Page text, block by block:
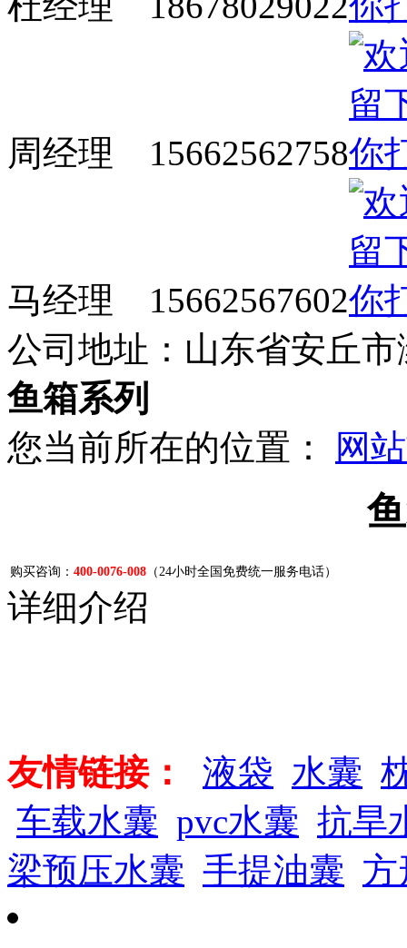
周经理 15662562758
马经理 15662567602
公司地址：山东省安丘市
鱼箱系列
您当前所在的位置：
网
购买咨询： 400-0076-008 （24小时全国免费统一服务电话）
详细介绍
友情链接： 液袋 水囊
车载水囊 pvc水囊 抗旱
梁预压水囊 手提油囊 方